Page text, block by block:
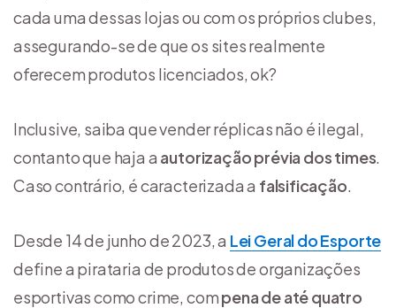
cada uma dessas lojas ou com os próprios clubes,
assegurando-se de que os sites realmente
oferecem produtos licenciados, ok?
Inclusive, saiba que vender réplicas não é ilegal,
contanto que haja a autorização prévia dos times.
Caso contrário, é caracterizada a falsificação.
Desde 14 de junho de 2023, a Lei Geral do Esporte
define a pirataria de produtos de organizações
esportivas como crime, compena de até quatro